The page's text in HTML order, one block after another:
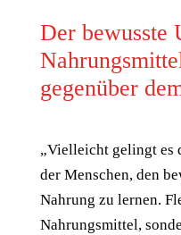
Der bewusste
gegenüber
„Vielleicht gelingt es
der Menschen, den
Nahrung zu lernen.
Nahrungsmittel,